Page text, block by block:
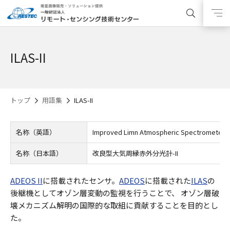
ILAS-II
トップ 用語集 ILAS-II
名称（英語） Improved Limn Atmospheric Spectrometer-II
名称（日本語） 改良型大気周縁赤外分光計-II
ADEOS IIに搭載されたセンサ。 ADEOSに搭載されたILASの
後継機としてオゾン層変動の監視を行うことで、 オゾン層破
壊メカニズム解明の国際的な取組に貢献することを目的とし
た。